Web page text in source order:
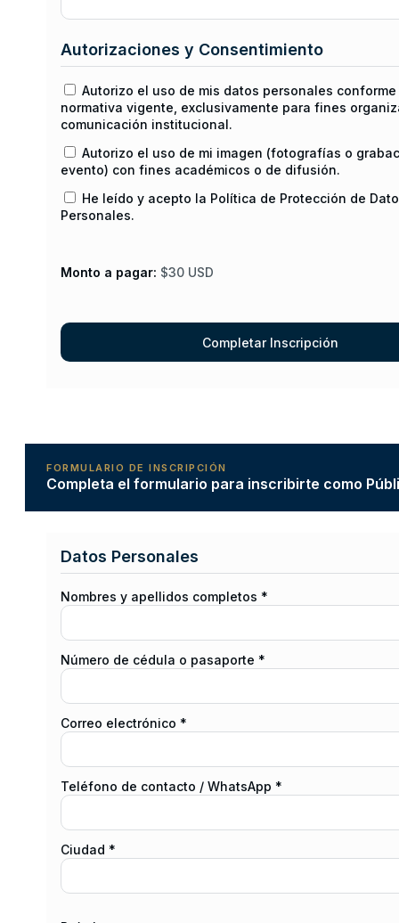
Autorizaciones y Consentimiento
Autorizo el uso de mis datos personales
normativa vigente, exclusivamente para fines
comunicación institucional.
Autorizo el uso de mi imagen (fotografías o
evento) con fines académicos o de difusión.
He leído y acepto la Política de Protección de
Personales.
Monto a pagar: $30 USD
FORMULARIO DE INSCRIPCIÓN
Completa el formulario para inscribirte como
Datos Personales
Nombres y apellidos completos *
Número de cédula o pasaporte *
Correo electrónico *
Teléfono de contacto / WhatsApp *
Ciudad *